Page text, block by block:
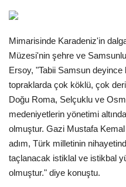
Haberler
Görüntülü
Araştırma - İnceleme
Lezzet Durakları
Röportajlar
Gezi - Yorum
Mimarisinde Karadeniz'in
Müzesi'nin şehre ve
Ersoy, "Tabii Samsun
topraklarda çok köklü, çok
Doğu Roma, Selçuklu ve
medeniyetlerin yönetimi
olmuştur. Gazi Mustafa Kemal
adım, Türk milletinin
taçlanacak istiklal ve istikbal
olmuştur." diye konuştu.